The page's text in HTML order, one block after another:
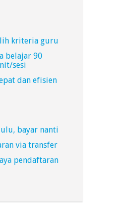
kriteria guru
belajar 90
sesi
dan efisien
bayar nanti
via transfer
pendaftaran